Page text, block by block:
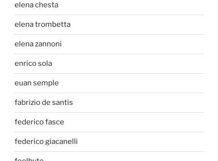
elena chesta
elena trombetta
elena zannoni
enrico sola
euan semple
fabrizio de santis
federico fasce
federico giacanelli